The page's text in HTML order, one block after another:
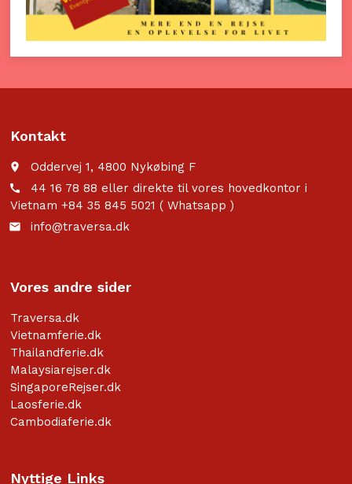
Kontakt
place Oddervej 1, 4800 Nykøbing F
call
44 16 78 88 eller direkte til vores hovedkontor i
Vietnam +84 35 845 5021 ( Whatsapp )
email info@traversa.dk
Vores andre sider
Traversa.dk
Vietnamferie.dk
Thailandferie.dk
Malaysiarejser.dk
SingaporeRejser.dk
Laosferie.dk
Cambodiaferie.dk
Nyttige Links